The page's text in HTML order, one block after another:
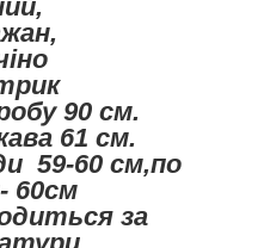
90 см.
61 см.
59-60 см,по
60см
за